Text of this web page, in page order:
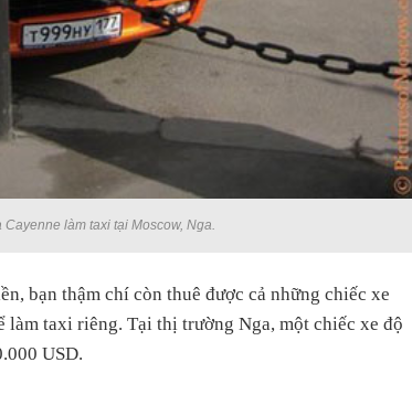
Cayenne làm taxi tại Moscow, Nga.
bạn thậm chí còn thuê được cả những chiếc xe
làm taxi riêng. Tại thị trường Nga, một chiếc xe độ
USD.